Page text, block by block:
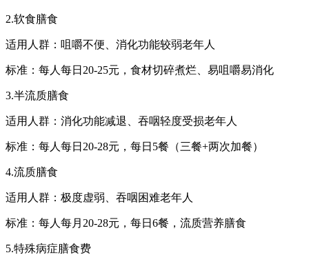
2.软食膳食
适用人群：咀嚼不便、消化功能较弱老年人
标准：每人每日20-25元，食材切碎煮烂、易咀嚼易消化
3.半流质膳食
适用人群：消化功能减退、吞咽轻度受损老年人
标准：每人每日20-28元，每日5餐（三餐+两次加餐）
4.流质膳食
适用人群：极度虚弱、吞咽困难老年人
标准：每人每月20-28元，每日6餐，流质营养膳食
5.特殊病症膳食费